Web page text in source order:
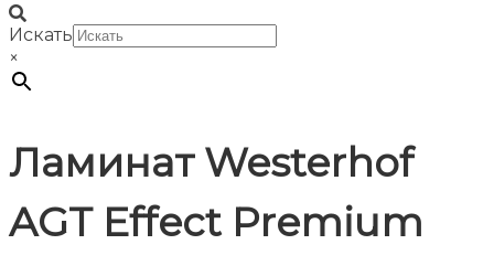
Искать
×
Ламинат Westerhof
AGT Effect Premium